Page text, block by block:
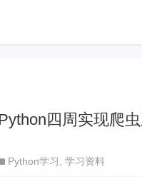
四周实现爬虫
Python学习 学习资料